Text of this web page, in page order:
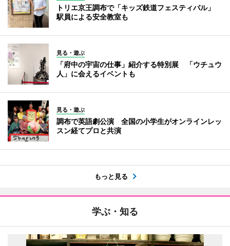
トリエ京王調布で「キッズ鉄道フェスティバル」
駅員による安全教室も
見る・遊ぶ
「府中の宇宙の仕事」紹介する特別展 「ウチュウ
人」に会えるイベントも
見る・遊ぶ
調布で英語劇公演 全国の小学生がオンラインレッ
スン経てプロと共演
もっと見る
学ぶ・知る